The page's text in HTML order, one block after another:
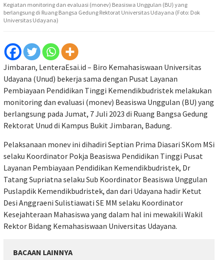
Kegiatan monitoring dan evaluasi (monev) Beasiswa Unggulan (BU) yang
berlangsung di Ruang Bangsa Gedung Rektorat Universitas Udayana (Foto: Dok
Universitas Udayana)
Jimbaran, LenteraEsai.id – Biro Kemahasiswaan Universitas
Udayana (Unud) bekerja sama dengan Pusat Layanan
Pembiayaan Pendidikan Tinggi Kemendikbudristek melakukan
monitoring dan evaluasi (monev) Beasiswa Unggulan (BU) yang
berlangsung pada Jumat, 7 Juli 2023 di Ruang Bangsa Gedung
Rektorat Unud di Kampus Bukit Jimbaran, Badung.
Pelaksanaan monev ini dihadiri Septian Prima Diasari SKom MSi
selaku Koordinator Pokja Beasiswa Pendidikan Tinggi Pusat
Layanan Pembiayaan Pendidikan Kemendikbudristek, Dr
Tatang Supriatna selaku Sub Koordinator Beasiswa Unggulan
Puslapdik Kemendikbudristek, dan dari Udayana hadir Ketut
Desi Anggraeni Sulistiawati SE MM selaku Koordinator
Kesejahteraan Mahasiswa yang dalam hal ini mewakili Wakil
Rektor Bidang Kemahasiswaan Universitas Udayana.
BACAAN LAINNYA